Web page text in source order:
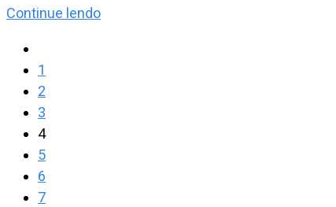
real
Continue lendoAnálise
para
a
página
anterior
1
2
3
4
5
6
7